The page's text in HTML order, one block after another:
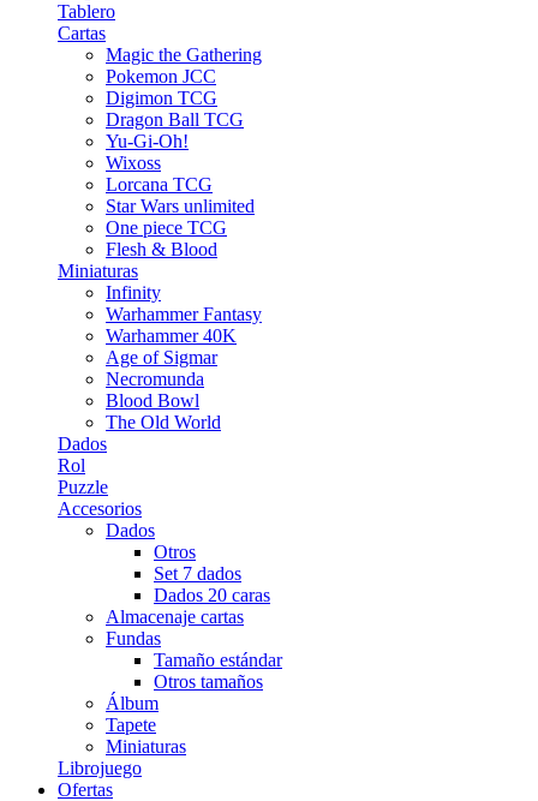
Tablero
Cartas
Magic the Gathering
Pokemon JCC
Digimon TCG
Dragon Ball TCG
Yu-Gi-Oh!
Wixoss
Lorcana TCG
Star Wars unlimited
One piece TCG
Flesh & Blood
Miniaturas
Infinity
Warhammer Fantasy
Warhammer 40K
Age of Sigmar
Necromunda
Blood Bowl
The Old World
Dados
Rol
Puzzle
Accesorios
Dados
Otros
Set 7 dados
Dados 20 caras
Almacenaje cartas
Fundas
Tamaño estándar
Otros tamaños
Álbum
Tapete
Miniaturas
Librojuego
Ofertas